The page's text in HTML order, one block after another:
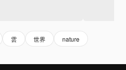
雲 世界 nature